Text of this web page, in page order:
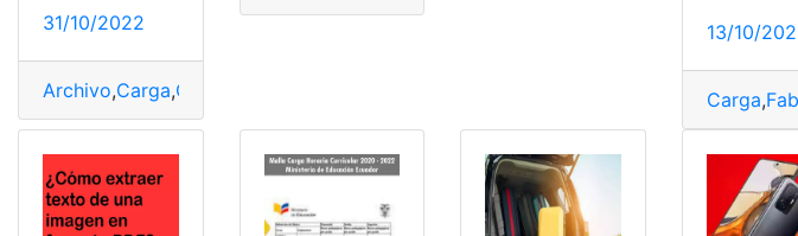
31/10/2022
Archivo,Carga,Claves
13/10/
Carga,